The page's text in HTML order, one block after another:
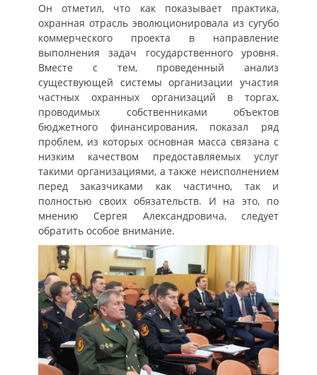
Он отметил, что как показывает практика,
охранная отрасль эволюционировала из сугубо
коммерческого проекта в направление
выполнения задач государственного уровня.
Вместе с тем, проведенный анализ
существующей системы организации участия
частных охранных организаций в торгах,
проводимых собственниками объектов
бюджетного финансирования, показал ряд
проблем, из которых основная масса связана с
низким качеством предоставляемых услуг
такими организациями, а также неисполнением
перед заказчиками как частично, так и
полностью своих обязательств. И на это, по
мнению Сергея Александровича, следует
обратить особое внимание.